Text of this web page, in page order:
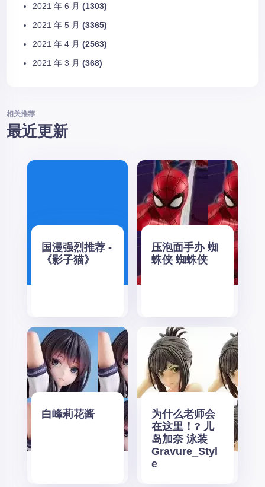
2021 年 6 月 (1303)
2021 年 5 月 (3365)
2021 年 4 月 (2563)
2021 年 3 月 (368)
相关推荐
最近更新
国漫强烈推荐 -
《影子猫》
压泡面手办 蜘
蛛侠 蜘蛛侠
白峰莉花酱
为什么老师会
在这里！? 儿
岛加奈 泳装
Gravure_Styl
e